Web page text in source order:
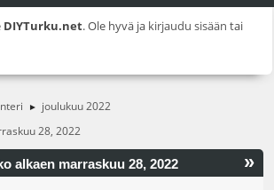
DIYTurku.net. Ole hyvä ja kirjaudu sisään tai
► joulukuu 2022
28, 2022
»
alkaen marraskuu 28, 2022